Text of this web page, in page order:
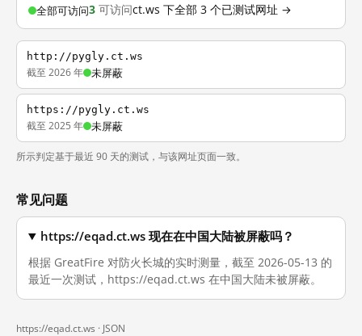
全部可访问3 可访问ct.ws 下全部 3 个已测试网址 →
http://pygly.ct.ws
截至 2026 年 未屏蔽
https://pygly.ct.ws
截至 2025 年 未屏蔽
所示判定基于最近 90 天的测试，与该网址页面一致。
常见问题
https://eqad.ct.ws 现在在中国大陆被屏蔽吗？
根据 GreatFire 对防火长城的实时测量，截至 2026-05-13 的
最近一次测试，https://eqad.ct.ws 在中国大陆未被屏蔽。
https://eqad.ct.ws · JSON